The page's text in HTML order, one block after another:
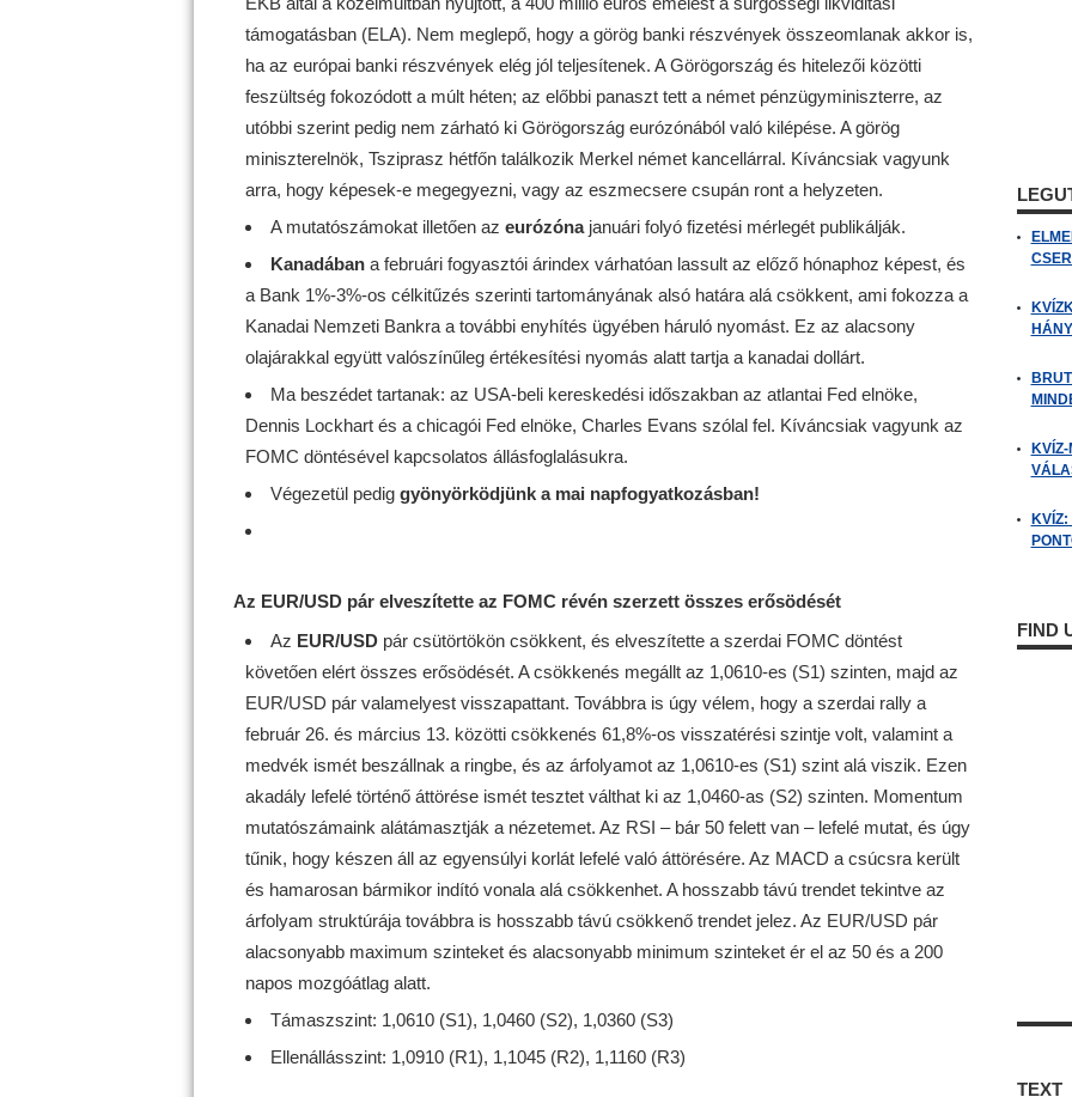
támogatásban (ELA). Nem meglepő, hogy a görög banki részvények összeomlanak akkor is,
ha az európai banki részvények elég jól teljesítenek. A Görögország és hitelezői közötti
feszültség fokozódott a múlt héten; az előbbi panaszt tett a német pénzügyminiszterre, az
utóbbi szerint pedig nem zárható ki Görögország eurózónából való kilépése. A görög
miniszterelnök, Tsziprasz hétfőn találkozik Merkel német kancellárral. Kíváncsiak vagyunk
arra, hogy képesek-e megegyezni, vagy az eszmecsere csupán ront a helyzeten.
A mutatószámokat illetően az eurózónajanuári folyó fizetési mérlegét publikálják.
Kanadábana februári fogyasztói árindex várhatóan lassult az előző hónaphoz képest, és
a Bank 1%-3%-os célkitűzés szerinti tartományának alsó határa alá csökkent, ami fokozza a
Kanadai Nemzeti Bankra a további enyhítés ügyében háruló nyomást. Ez az alacsony
olajárakkal együtt valószínűleg értékesítési nyomás alatt tartja a kanadai dollárt.
Ma beszédet tartanak: az USA-beli kereskedési időszakban az atlantai Fed elnöke,
Dennis Lockhart és a chicagói Fed elnöke, Charles Evans szólal fel. Kíváncsiak vagyunk az
FOMC döntésével kapcsolatos állásfoglalásukra.
Végezetül pedig gyönyörködjünk a mai napfogyatkozásban!
Az EUR/USD pár elveszítette az FOMC révén szerzett összes erősödését
Az EUR/USD pár csütörtökön csökkent, és elveszítette a szerdai FOMC döntést
követően elért összes erősödését. A csökkenés megállt az 1,0610-es (S1) szinten, majd az
EUR/USD pár valamelyest visszapattant. Továbbra is úgy vélem, hogy a szerdai rally a
február 26. és március 13. közötti csökkenés 61,8%-os visszatérési szintje volt, valamint a
medvék ismét beszállnak a ringbe, és az árfolyamot az 1,0610-es (S1) szint alá viszik. Ezen
akadály lefelé történő áttörése ismét tesztet válthat ki az 1,0460-as (S2) szinten. Momentum
mutatószámaink alátámasztják a nézetemet. Az RSI – bár 50 felett van – lefelé mutat, és úgy
tűnik, hogy készen áll az egyensúlyi korlát lefelé való áttörésére. Az MACD a csúcsra került
és hamarosan bármikor indító vonala alá csökkenhet. A hosszabb távú trendet tekintve az
árfolyam struktúrája továbbra is hosszabb távú csökkenő trendet jelez. Az EUR/USD pár
alacsonyabb maximum szinteket és alacsonyabb minimum szinteket ér el az 50 és a 200
napos mozgóátlag alatt.
Támaszszint: 1,0610 (S1), 1,0460 (S2), 1,0360 (S3)
Ellenállásszint: 1,0910 (R1), 1,1045 (R2), 1,1160 (R3)
FIND
TEXT